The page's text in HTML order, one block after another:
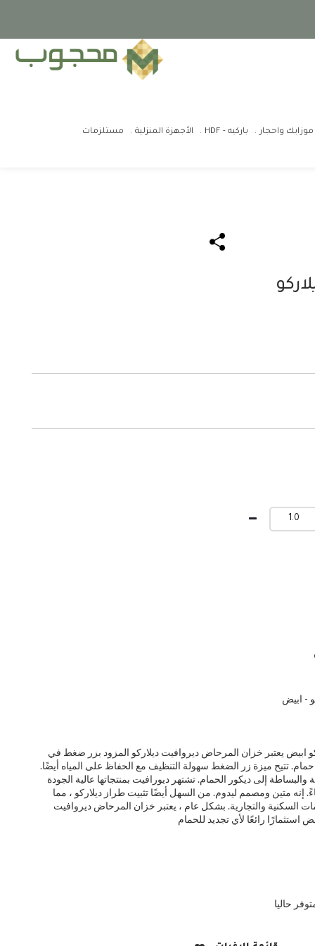
موزايك واحجار باركيه - HDF الأجهزة المنزلية مستلزمات
- ابيض
ابيض يعتبر خزان المرحاض ديروافيت ديلاركو المزود بزر ضغط في
تتيح ميزة زر الضغط سهولة التنظيف مع الحفاظ على المياه أيضًا.
إلى ديكور الحمام. تشتهر ديورافيت بمنتجاتها عالية الجودة
إنه متين ومصمم ليدوم. من السهل أيضًا تثبيت طراز ديلاركو ، مما
السكنية والتجارية. بشكل عام ، يعتبر خزان المرحاض ديروافيت
حاليا